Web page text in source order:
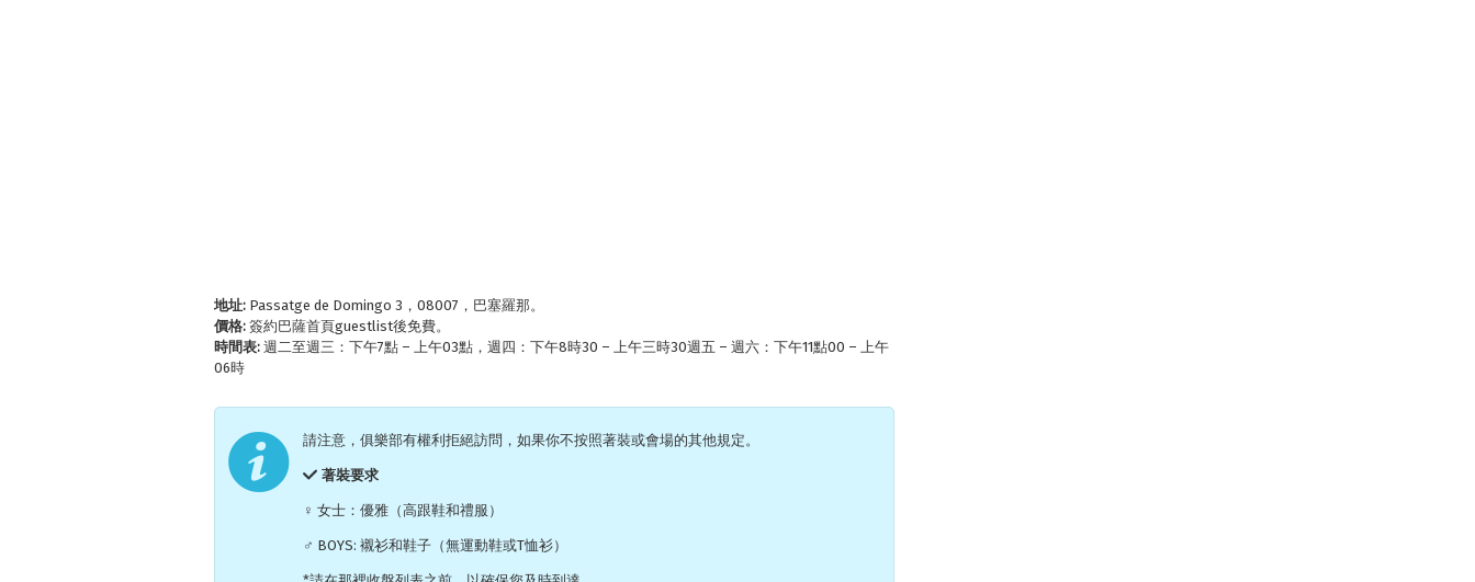
地址:Passatge de Domingo 3，08007，巴塞羅那。
價格:簽約巴薩首頁guestlist後免費。
時間表:週二至週三：下午7點 – 上午03點，週四：下午8時30 – 上午三時30週五 – 週六：下午11點00 – 上午
06時
請注意，俱樂部有權利拒絕訪問，如果你不按照著裝或會場的其他規定。
著裝要求
♀ 女士：優雅（高跟鞋和禮服）
♂ BOYS: 襯衫和鞋子（無運動鞋或T恤衫）